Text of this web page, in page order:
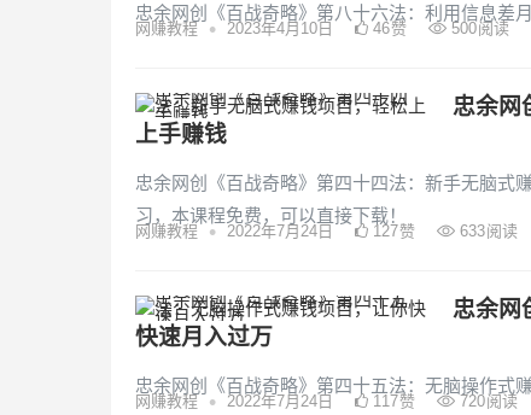
忠余网创《百战奇略》第八十六法：利用信息差
网赚教程 • 2023年4月10日 46赞 500阅读
忠余网
上手赚钱
忠余网创《百战奇略》第四十四法：新手无脑式
习，本课程免费，可以直接下载！
网赚教程 • 2022年7月24日 127赞 633阅读
忠余网
快速月入过万
忠余网创《百战奇略》第四十五法：无脑操作式
网赚教程 • 2022年7月24日 117赞 720阅读